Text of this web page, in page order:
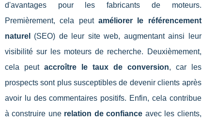
d'avantages pour les fabricants de moteurs.
Premièrement, cela peut améliorer le référencement
naturel
(SEO) de leur site web, augmentant ainsi leur
visibilité sur les moteurs de recherche. Deuxièmement,
cela peut accroître le taux de conversion, car les
prospects sont plus susceptibles de devenir clients après
avoir lu des commentaires positifs. Enfin, cela contribue
à construire une relation de confiance avec les clients,